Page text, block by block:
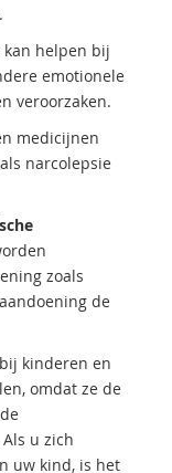
kan helpen bij
emotionele
veroorzaken.
medicijnen
narcolepsie
zoals
de
kinderen en
omdat ze de
u zich
uw kind, is het